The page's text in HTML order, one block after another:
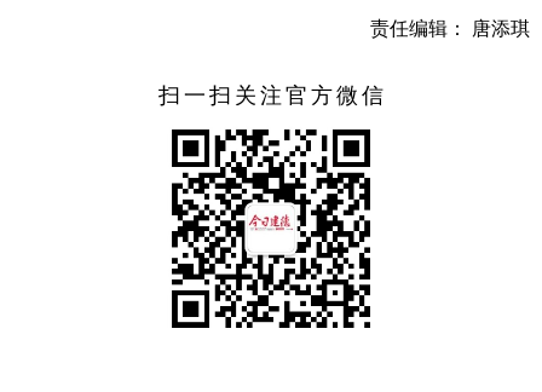
责任编辑： 唐添琪
扫一扫关注官方微信